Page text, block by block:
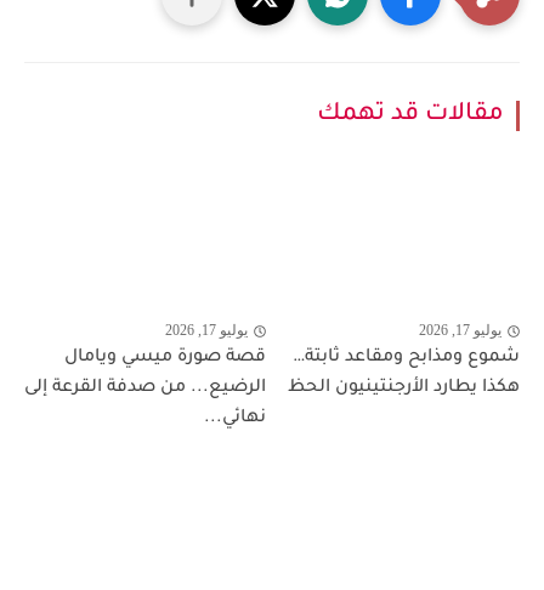
مقالات قد تهمك
يوليو 17, 2026
شموع ومذابح ومقاعد ثابتة…
هكذا يطارد الأرجنتينيون الحظ
يوليو 17, 2026
قصة صورة ميسي ويامال
الرضيع... من صدفة القرعة إلى
نهائي...